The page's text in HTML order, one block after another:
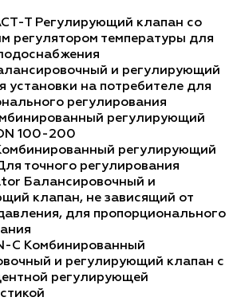
T Регулирующий клапан со
регулятором температуры для
и регулирующий
установки на потребителе для
регулирования
регулирующий
100-200
регулирующий
точного регулирования
Балансировочный и
клапан, не зависящий от
для пропорционального
C Комбинированный
и регулирующий клапан с
регулирующей